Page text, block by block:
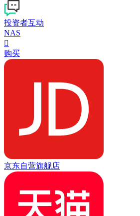
投资者互动
NAS

购买
京东自营旗舰店